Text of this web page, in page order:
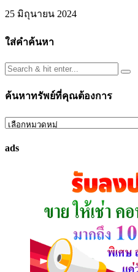
25 มิถุนายน 2024
ใส่คำค้นหา
ค้นหาทรัพย์ที่คุณต้องการ
ค้นหา
ที่
ads